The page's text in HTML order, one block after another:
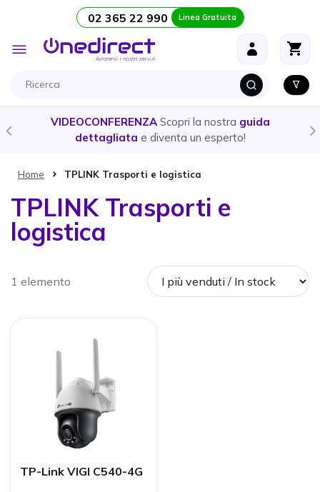
Salta al contenuto 02 365 22 990 Linea Gratuita
Toggle
Nav
VIDEOCONFERENZA Scopri la nostra guida
dettagliata e diventa un esperto!
Home TPLINK Trasporti e logistica
TPLINK Trasporti e
logistica
1 elemento
TP-Link VIGI C540-4G